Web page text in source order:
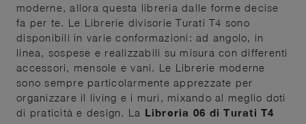
moderne, allora questa libreria dalle forme decise
fa per te. Le Librerie divisorie Turati T4 sono
disponibili in varie conformazioni: ad angolo, in
linea, sospese e realizzabili su misura con differenti
accessori, mensole e vani. Le Librerie moderne
sono sempre particolarmente apprezzate per
organizzare il living e i muri, mixando al meglio doti
di praticità e design. La Libreria 06 di Turati T4